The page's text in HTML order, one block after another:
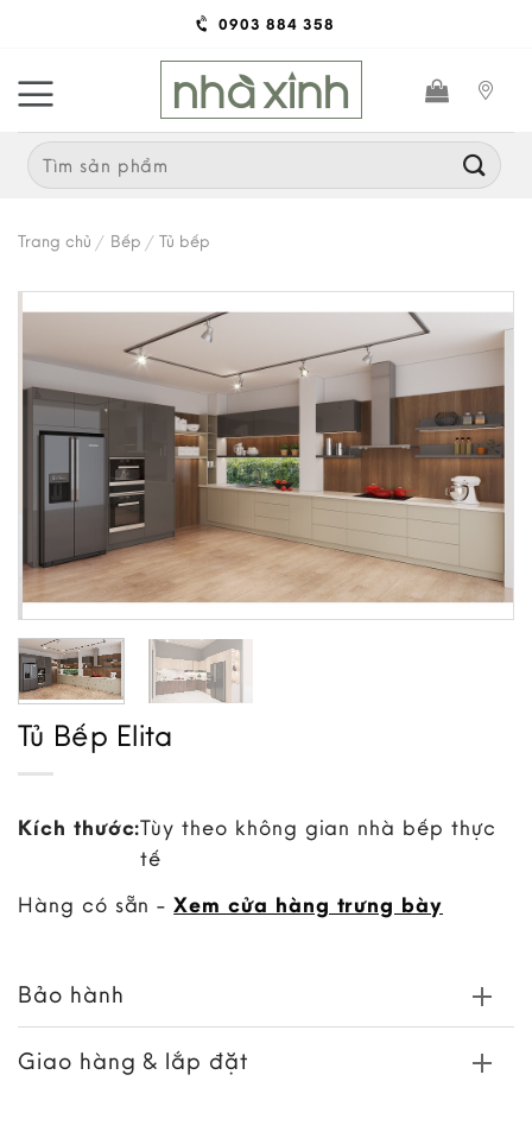
content
0903 884 358
Search
for:
Trang chủ / Bếp / Tủ bếp
Tủ Bếp Elita
Kích thước:Tùy theo không gian nhà bếp thực
tế
Hàng có sẵn -Xem cửa hàng trưng bày
Bảo hành
Giao hàng & lắp đặt